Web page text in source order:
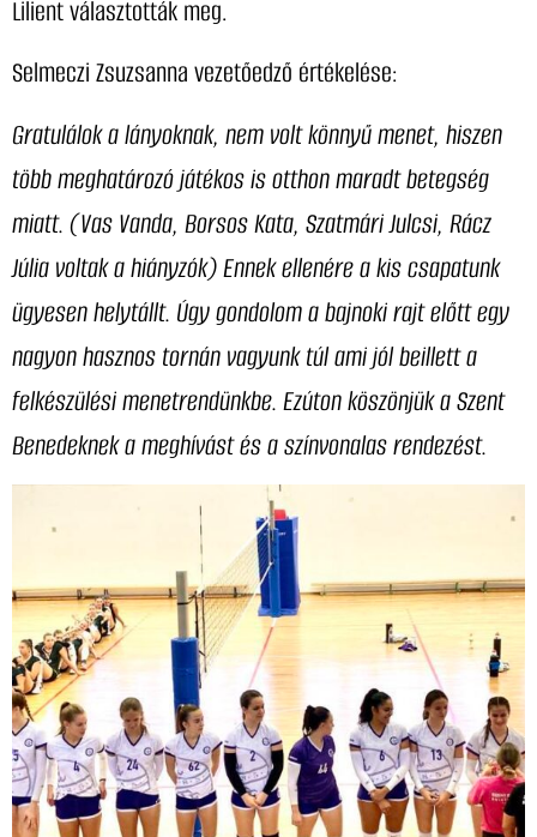
Lilient választották meg.
Selmeczi Zsuzsanna vezetőedző értékelése:
Gratulálok a lányoknak, nem volt könnyű menet, hiszen
több meghatározó játékos is otthon maradt betegség
miatt. (Vas Vanda, Borsos Kata, Szatmári Julcsi, Rácz
Júlia voltak a hiányzók) Ennek ellenére a kis csapatunk
ügyesen helytállt. Úgy gondolom a bajnoki rajt előtt egy
nagyon hasznos tornán vagyunk túl ami jól beillett a
felkészülési menetrendünkbe. Ezúton köszönjük a Szent
Benedeknek a meghívást és a színvonalas rendezést.